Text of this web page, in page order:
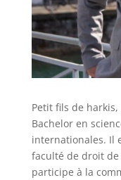
Petit fils de
Bachelor en
internationales. Il
faculté de droit de
participe à la